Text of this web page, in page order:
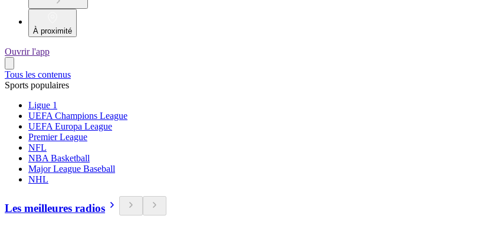
À proximité
Ouvrir l'app
Tous les contenus
Sports populaires
Ligue 1
UEFA Champions League
UEFA Europa League
Premier League
NFL
NBA Basketball
Major League Baseball
NHL
Les meilleures radios